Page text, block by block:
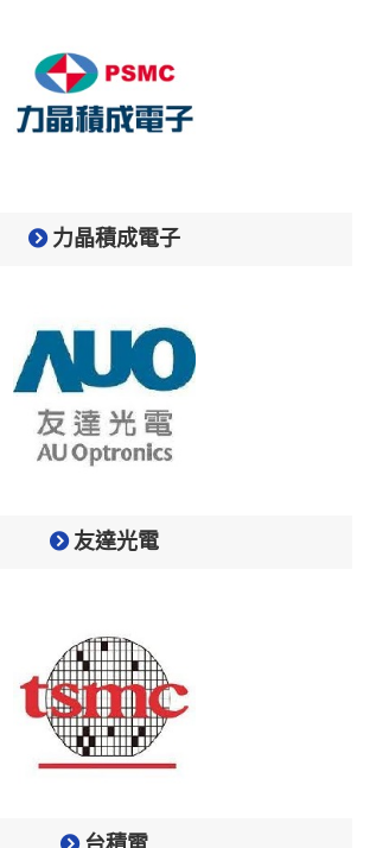
力晶積成電子
友達光電